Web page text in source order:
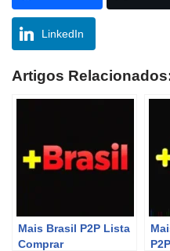
LinkedIn
Artigos
Mais Brasil P2P Lista
Comprar